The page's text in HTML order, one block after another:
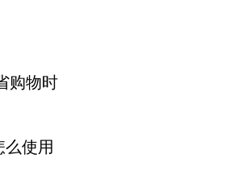
购物时
么使用